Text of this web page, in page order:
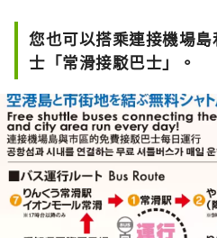
您也可以搭乘連接機場
士「常滑接駁巴士」。